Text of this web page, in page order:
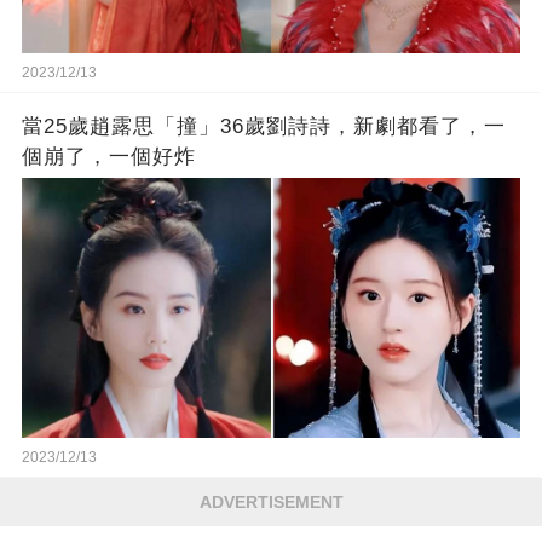
2023/12/13
當25歲趙露思「撞」36歲劉詩詩，新劇都看了，一
個崩了，一個好炸
2023/12/13
ADVERTISEMENT